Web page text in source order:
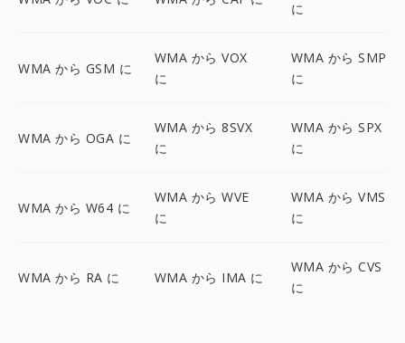
に
WMA から GSM に
WMA から VOX
に
WMA から SMP
に
WMA から OGA に
WMA から 8SVX
に
WMA から SPX
に
WMA から W64 に
WMA から WVE
に
WMA から VMS
に
WMA から RA に WMA から IMA に
WMA から CVS
に